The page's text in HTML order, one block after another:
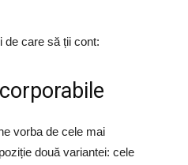
de care să ții cont:
vorba de cele mai
două variantei: cele